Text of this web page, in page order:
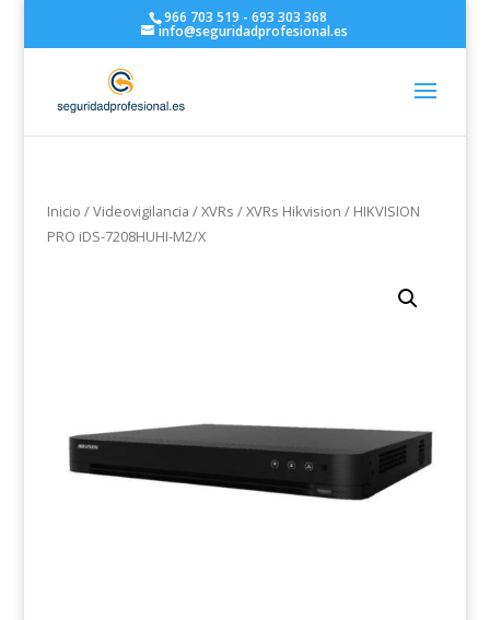
966 703 519 - 693 303 368
info@seguridadprofesional.es
Inicio /Videovigilancia /XVRs /XVRs Hikvision / HIKVISION
PRO iDS-7208HUHI-M2/X